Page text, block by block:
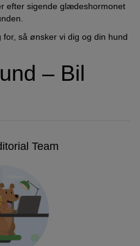
efter sigende glædeshormonet
så ønsker vi dig og din hund
– Bil
Team